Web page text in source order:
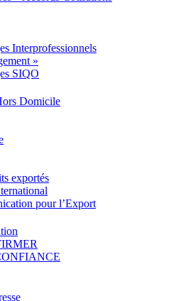
Interprofessionnels
»
SIQO
Domicile
exportés
pour l’Export